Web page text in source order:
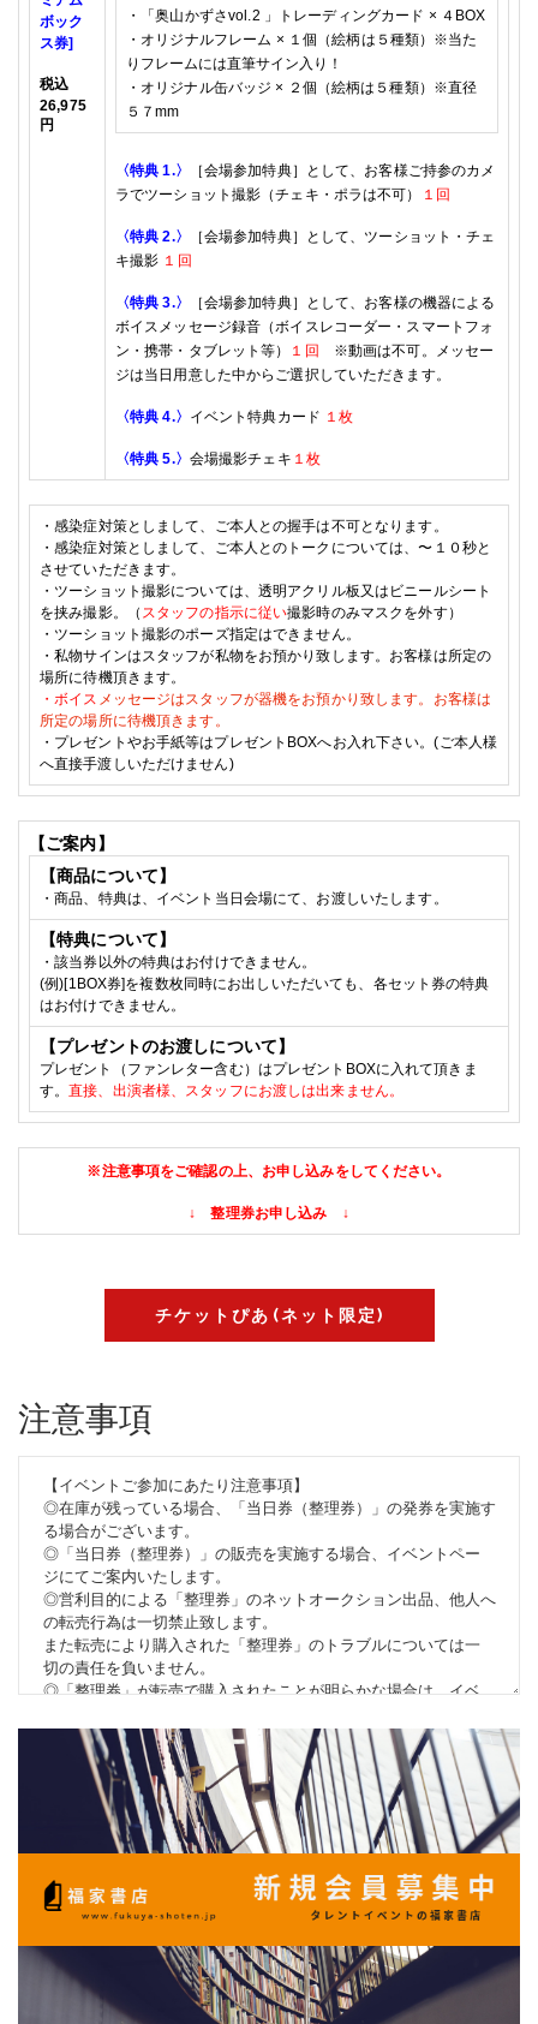
ボック
ス券]
税込
26,975
円
・「奥山かずさvol.2 」トレーディングカード × ４BOX
・ オリジナルフレーム × １個（絵柄は５種類） ※当た
りフレームには直筆サイン入り！
・ オリジナル缶バッジ × ２個（絵柄は５種類）※直径
５７mm
〈特典 1.〉 ［会場参加特典］として、 お客様ご持参のカメ
ラでツーショット撮影（チェキ・ポラは不可）
１回
〈特典 2.〉
［会場参加特典］として、ツーショット・チェ
キ撮影 １回
〈特典 3.〉 ［会場参加特典］として、 お客様の機器による
ボイスメッセージ録音 （ボイスレコーダー・スマートフォ
ン・携帯・タブレット等）
１回
※動画は不可。メッセー
ジは当日用意した中からご選択していただきます。
〈特典 4.〉 イベント特典カード １枚
〈特典 5.〉 会場撮影チェキ １枚
・感染症対策としまして、
ご本人との握手は不可となります。
・感染症対策としまして、
ご本人とのトークについては、〜１０秒と
させていただきます。
・ ツーショット撮影については、透明アクリル板又はビニールシート
を挟み撮影。（ スタッフの指示に従い撮影時のみマスクを外す）
・ ツーショット撮影のポーズ指定はできません。
・私物サインはスタッフが私物をお預かり致します。お客様は所定の
場所に待機頂きます。
・ボイス メッセージはスタッフが器機をお預かり致します。お客様は
所定の場所に待機頂きます。
・ プレゼントやお手紙等はプレゼントBOXへお入れ下さい。(ご本人様
へ直接手渡しいただけません)
【ご案内】
【商品について】
・商品、特典は、イベント当日会場にて、お渡しいたします。
【特典について】
・該当券以外の特典はお付けできません。
(例)[1BOX券]を複数枚同時にお出しいただいても、各セット券の特典
はお付けできません。
【プレゼントのお渡しについて】
プレゼント（ファンレター含む）はプレゼントBOXに入れて頂きま
す。直接、出演者様、スタッフにお渡しは出来ません。
※注意事項をご確認の上、お申し込みをしてください。
↓ 整理券お申し込み ↓
チケットぴあ(ネット限定)
注意事項